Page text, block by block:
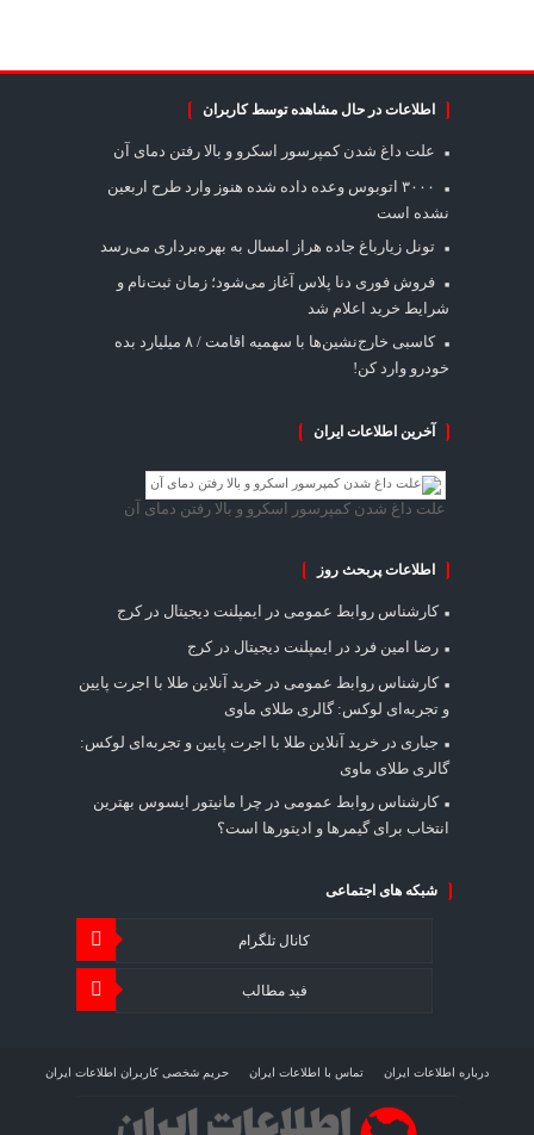
اطلاعات در حال مشاهده توسط کاربران
علت داغ شدن کمپرسور اسکرو و بالا رفتن دمای آن
۳۰۰۰ اتوبوس وعده داده شده هنوز وارد طرح اربعین
نشده است
تونل زیارباغ جاده هراز امسال به بهره‌برداری می‌رسد
فروش فوری دنا پلاس آغاز می‌شود؛ زمان ثبت‌نام و
شرایط خرید اعلام شد
کاسبی خارج‌نشین‌ها با سهمیه اقامت / ۸ میلیارد بده
خودرو وارد کن!
آخرین اطلاعات ایران
علت داغ شدن کمپرسور اسکرو و بالا رفتن دمای آن
اطلاعات پربحث روز
کارشناس روابط عمومی در
ایمپلنت دیجیتال در کرج
رضا امین فرد در
ایمپلنت دیجیتال در کرج
کارشناس روابط عمومی در خرید آنلاین طلا با اجرت پایین
و تجربه‌ای لوکس: گالری طلای ماوی
جباری در خرید آنلاین طلا با اجرت پایین و تجربه‌ای لوکس:
گالری طلای ماوی
کارشناس روابط عمومی در چرا مانیتور ایسوس بهترین
انتخاب برای گیمرها و ادیتورها است؟
شبکه های اجتماعی
کانال تلگرام
فید مطالب
درباره اطلاعات ایران تماس با اطلاعات ایران حریم شخصی کاربران اطلاعات ایران
شرایط بازنشر محتوا در اطلاعات ایران تبلیغات در اطلاعات ایران تحلیل اطلاعات سرمایه